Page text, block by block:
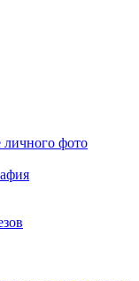
личного фото